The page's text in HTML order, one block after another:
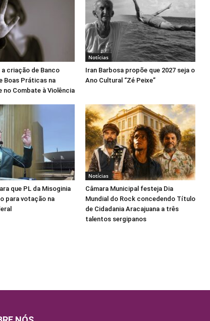
criação de Banco
Boas Práticas na
no Combate à Violência
Notícias
Iran Barbosa propõe que 2027 seja o
Ano Cultural “Zé Peixe”
que PL da Misoginia
para votação na
Notícias
Câmara Municipal festeja Dia
Mundial do Rock concedendo Título
de Cidadania Aracajuana a três
talentos sergipanos